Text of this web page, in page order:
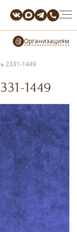
Организациям
2331-1449
1449